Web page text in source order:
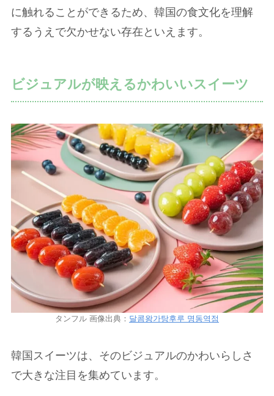
に触れることができるため、韓国の食文化を理解
するうえで欠かせない存在といえます。
ビジュアルが映えるかわいいスイーツ
タンフル 画像出典： 달콤왕가탕후루 명동역점
韓国スイーツは、そのビジュアルのかわいらしさ
で大きな注目を集めています。